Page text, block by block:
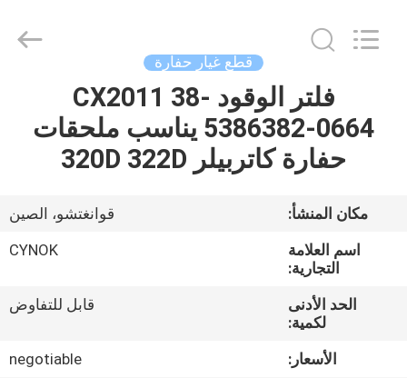
بيت
معلومات
قطع غيار حفارة
فلتر الوقود CX2011 38-
5386382-0664 يناسب ملحقات
حفارة كاتربيلر 320D 322D
مكان المنشأ:
قوانغتشو، الصين
اسم العلامة
التجارية:
CYNOK
الحد الأدنى
لكمية:
قابل للتفاوض
الأسعار:
negotiable